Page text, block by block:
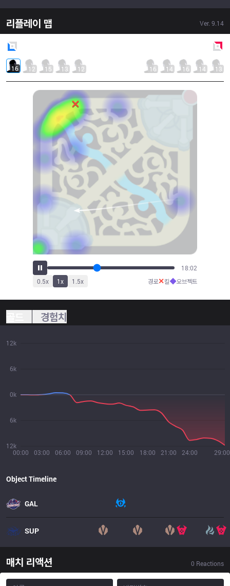
리플레이 맵 Ver. 9.14
16 12 15 13 12 16 14 16 14 13
19:07
0.5x 1x 1.5x 경로✕킬◆오브젝트
경험치
00:00 03:00 06:00 09:00 12:00 15:00 18:00 21:00 24:00 29:00
12k
6k
0k
6k
12k
Object Timeline
GAL
SUP
매치 리액션 0 Reactions